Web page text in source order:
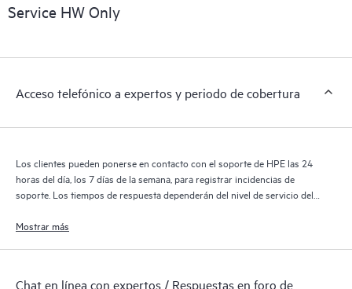
de HPE cubiertos por el servicio HPE Tech Care. Los clientes
distintos productos instalados en sus entornos y cómo
permiten a los clientes realizar determinadas actividades sin
proporcionan, además, un portal de recursos de conocimiento
los recursos de HPE, que impulsan la excelencia de las
operaciones y optimizan el rendimiento, del extremo a la nube.
Service HW Only
Acceso telefónico a expertos y periodo de cobertura
Los clientes pueden ponerse en contacto con el soporte de HPE las 24
horas del día, los 7 días de la semana, para registrar incidencias de
soporte. Los tiempos de respuesta dependerán del nivel de servicio del
Mostrar más
Chat en línea con expertos / Respuestas en foro de